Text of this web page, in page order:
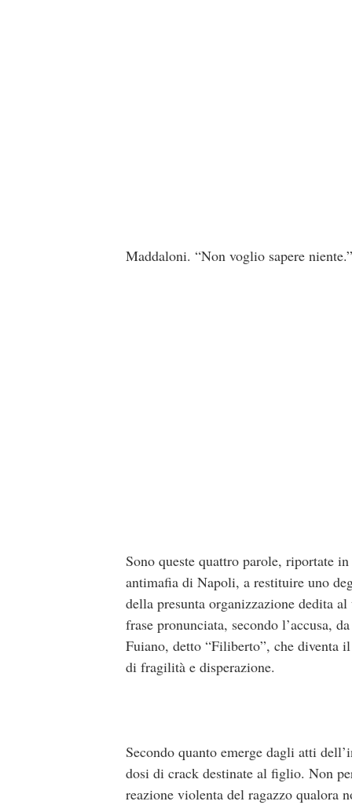
Maddaloni. “Non voglio sapere niente.”
Sono queste quattro parole, riportate
antimafia di Napoli, a restituire uno
della presunta organizzazione dedita
frase pronunciata, secondo l’accusa,
Fuiano, detto “Filiberto”, che diventa
di fragilità e disperazione.
Secondo quanto emerge dagli atti
dosi di crack destinate al figlio. Non
reazione violenta del ragazzo qualora